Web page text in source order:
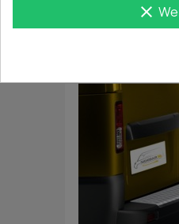
Imperiaal TÜV
€
clear